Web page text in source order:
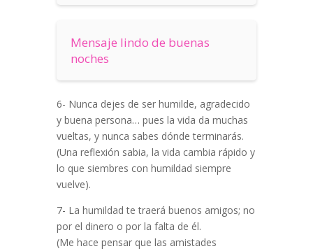
Mensaje lindo de buenas
noches
6- Nunca dejes de ser humilde, agradecido
y buena persona… pues la vida da muchas
vueltas, y nunca sabes dónde terminarás.
(Una reflexión sabia, la vida cambia rápido y
lo que siembres con humildad siempre
vuelve).
7- La humildad te traerá buenos amigos; no
por el dinero o por la falta de él.
(Me hace pensar que las amistades